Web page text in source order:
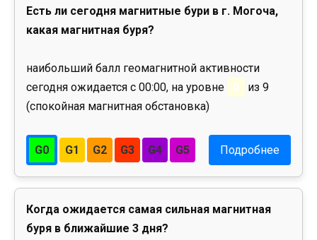
Есть ли сегодня магнитные бури в г. Могоча,
какая магнитная буря?
наибольший балл геомагнитной активности
сегодня ожидается с 00:00, на уровне
0
из 9
(спокойная магнитная обстановка)
G0 G1 G2 G3 G4 G5 Подробнее
Когда ожидается самая сильная магнитная
буря в ближайшие 3 дня?